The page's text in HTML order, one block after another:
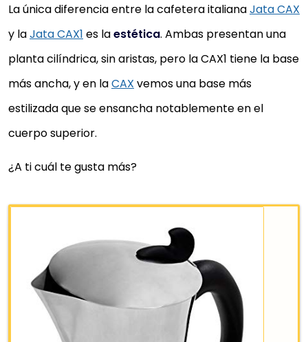
JATA HOGAR CAX106 - CAFETERA
DE ACERO INOXIDABLE. 6 TAZAS. APTA
PARA TODAS LAS COCINAS, INCLUIDA
tazas, con acabado pulido en espejo. Apta para
Tratamiento interior “Sand Blaster” en caldera y
cuerpo superior, especial antióxido. Acabado pulido
espejo.
Asa maciza. Apta para todas las cocinas, incluida
inducción.
La única diferencia entre la cafetera italianaJata CAX
y laJata CAX1 es laestética. Ambas presentan una
planta cilíndrica, sin aristas, pero la CAX1 tiene la base
más ancha, y en laCAX vemos una base más
estilizada que se ensancha notablemente en el
cuerpo superior.
¿A ti cuál te gusta más?